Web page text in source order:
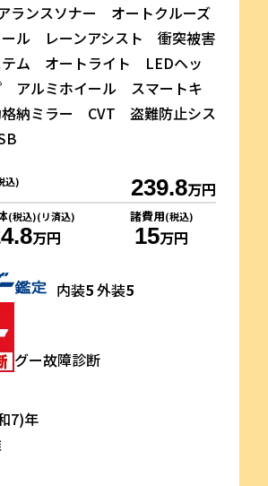
ンスソナー オートクルーズ
ール レーンアシスト 衝突被害
テム オートライト LEDヘッ
アルミホイール スマートキ
納ミラー CVT 盗難防止シス
込) 239.8万円
(税込)(リ済込)
万円
諸費用(税込)
15万円
内装5外装5
グー故障診断
7)年